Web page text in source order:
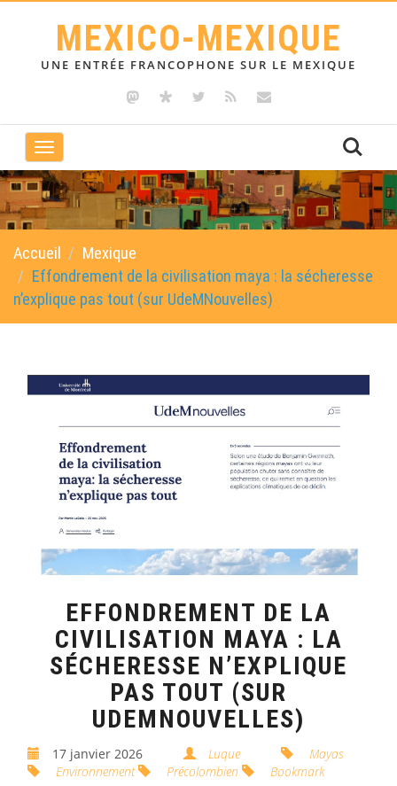
MEXICO-MEXIQUE
UNE ENTRÉE FRANCOPHONE SUR LE MEXIQUE
Toggle
navigation
Accueil
Mexique
Effondrement de la civilisation maya : la sécheresse
n’explique pas tout (sur UdeMNouvelles)
EFFONDREMENT DE LA
CIVILISATION MAYA : LA
SÉCHERESSE N’EXPLIQUE
PAS TOUT (SUR
UDEMNOUVELLES)
17 janvier 2026 Luque
Mayas
Environnement
Précolombien Bookmark